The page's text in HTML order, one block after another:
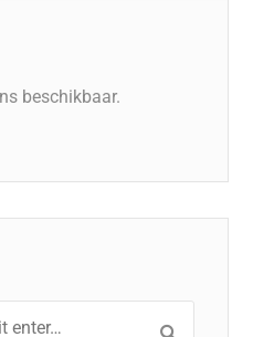
beschikbaar.